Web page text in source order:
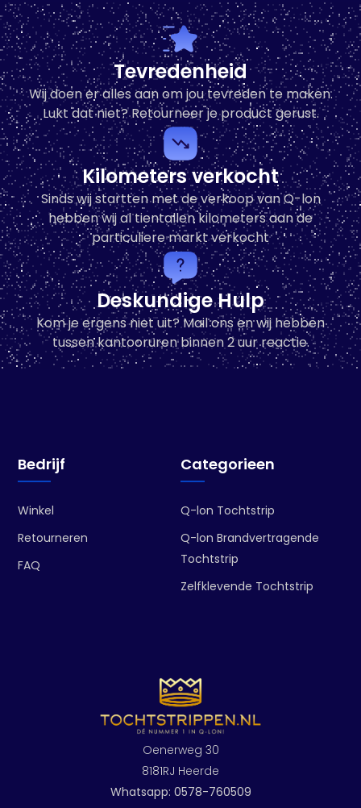
Q-lon vervangtafel voor Q-lon
verstektang
3 op voorraad
- +
In winkelwagen
Tevredenheid
Wij doen er alles aan om jou tevreden te maken.
Lukt dat niet? Retourneer je product gerust.
Kilometers verkocht
Sinds wij startten met de verkoop van Q-lon
hebben wij al tientallen kilometers aan de
particuliere markt verkocht
Deskundige Hulp
Kom je ergens niet uit? Mail ons en wij hebben
tussen kantooruren binnen 2 uur reactie.
Oenerweg 30
8181RJ Heerde
Whatsapp: 0578-760509
Categorieen
Q-lon Tochtstrip
Q-lon Brandvertragende
Tochtstrip
Zelfklevende Tochtstrip
Bedrijf
Winkel
Retourneren
FAQ